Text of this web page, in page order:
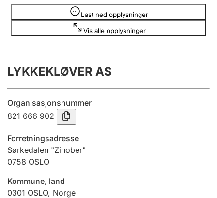
Registrere, endre, slette
Årsregnskap
Innsending og forsinkelsesgebyr
Tinglysing
Jeger
Last ned opplysninger
Vis alle opplysninger
Opplysninger er skjult
LYKKEKLØVER AS
Organisasjonsnummer
821 666 902
Forretningsadresse
Sørkedalen "Zinober"
0758 OSLO
Kommune, land
0301 OSLO, Norge